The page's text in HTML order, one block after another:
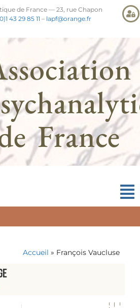
de France — 23, rue Chapon
43 29 85 11 – lapf@orange.fr
France
Accueil » François Vaucluse